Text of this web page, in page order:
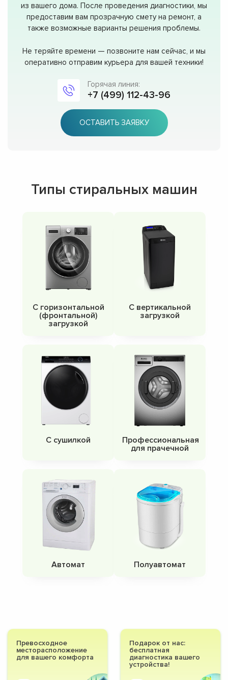
из вашего дома. После проведения диагностики, мы
предоставим вам прозрачную смету на ремонт, а
также возможные варианты решения проблемы.
Не теряйте времени — позвоните нам сейчас, и мы
оперативно отправим курьера для вашей техники!
Горячая линия:
+7 (499) 112-43-96
ОСТАВИТЬ ЗАЯВКУ
Типы стиральных машин
С горизонтальной
(фронтальной)
загрузкой
С вертикальной
загрузкой
С сушилкой
Профессиональная
для прачечной
Автомат Полуавтомат
Превосходное
месторасположение
для вашего комфорта
Подарок от нас:
бесплатная
диагностика вашего
устройства!